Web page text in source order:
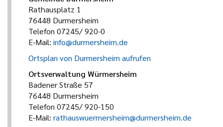
Rathausplatz 1
76448 Durmersheim
Telefon 07245/ 920-0
E-Mail: info@durmersheim.de
Ortsplan von Durmersheim aufrufen
Ortsverwaltung Würmersheim
Badener Straße 57
76448 Durmersheim
Telefon 07245/ 920-150
E-Mail: rathauswuermersheim@durmersheim.de